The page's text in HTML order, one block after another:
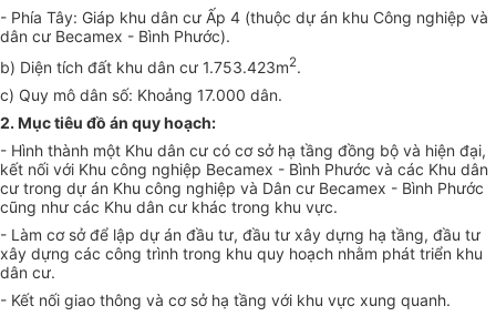
- Phía Tây: Giáp khu dân cư Ấp 4 (thuộc dự án khu Công nghiệp và
dân cư Becamex - Bình Phước).
b) Diện tích đất khu dân cư 1.753.423m2.
c) Quy mô dân số: Khoảng 17.000 dân.
2. Mục tiêu đồ án quy hoạch:
- Hình thành một Khu dân cư có cơ sở hạ tầng đồng bộ và hiện đại,
kết nối với Khu công nghiệp Becamex - Bình Phước và các Khu dân
cư trong dự án Khu công nghiệp và Dân cư Becamex - Bình Phước
cũng như các Khu dân cư khác trong khu vực.
- Làm cơ sở để lập dự án đầu tư, đầu tư xây dựng hạ tầng, đầu tư
xây dựng các công trình trong khu quy hoạch nhằm phát triển khu
dân cư.
- Kết nối giao thông và cơ sở hạ tầng với khu vực xung quanh.